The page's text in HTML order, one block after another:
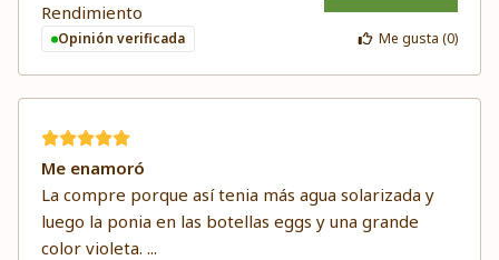
Rendimiento
Opinión verificada Me gusta (0)
Me enamoró
La compre porque así tenia más agua solarizada y
luego la ponia en las botellas eggs y una grande
color violeta. ...